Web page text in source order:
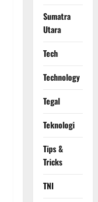
Sumatra
Utara
Tech
Technology
Tegal
Teknologi
Tips &
Tricks
TNI